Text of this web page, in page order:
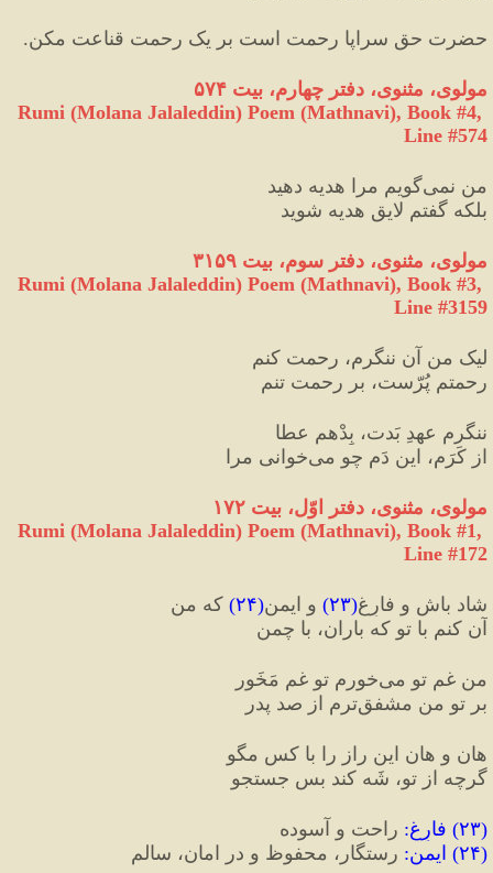
حضرت حق سراپا رحمت است بر یک رحمت قناعت مکن.
مولوی، مثنوی، دفتر چهارم، بیت ۵۷۴
Rumi (Molana Jalaleddin) Poem (Mathnavi), Book #4,
Line #574
من نمی‌گویم مرا هدیه دهید
بلکه گفتم لایقِ هدیه شوید
مولوی، مثنوی، دفتر سوم، بیت ۳۱۵۹
Rumi (Molana Jalaleddin) Poem (Mathnavi), Book #3,
Line #3159
لیک من آن ننگرم، رحمت کنم
رحمتم پُرّست، بر رحمت تنم
ننگرم عهدِ بَدت، بِدْهم عطا
از کَرَم، این دَم چو می‌خوانی مرا
مولوی، مثنوی، دفتر اوّل، بیت ۱۷۲
Rumi (Molana Jalaleddin) Poem (Mathnavi), Book #1,
Line #172
شاد باش و فارِغ(۲۳) و ایمن(۲۴) که من
آن کنم با تو که باران، با چمن
من غمِ تو می‌خورم تو غم مَخَور
بر تو من مشفق‌ترم از صد پدر
هان و هان این راز را با کس مگو
گرچه از تو، شَه کند بس جستجو
(۲۳) فارِغ: راحت و آسوده
(۲۴) ایمن: رستگار، محفوظ و در امان، سالم